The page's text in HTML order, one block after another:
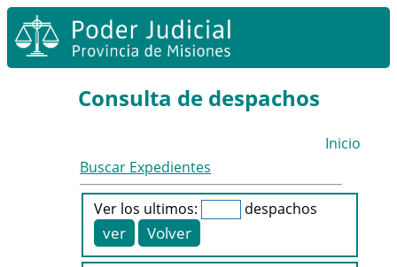
Consulta de despachos
Inicio
Buscar Expedientes
Ver los ultimos: despachos